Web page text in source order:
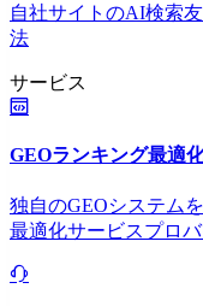
自社サイトのAI検索
法
サービス
GEOランキング最適
独自のGEOシステム
最適化サービスプロ